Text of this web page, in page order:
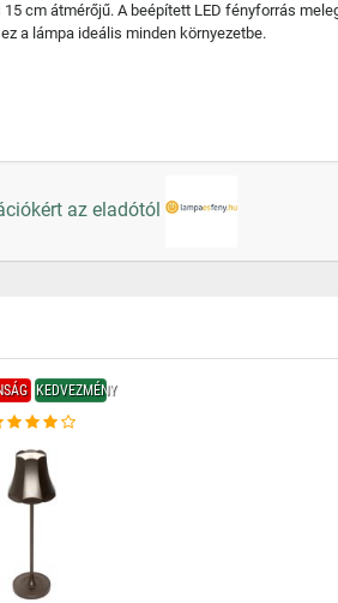
cm átmérőjű. A beépített LED fényforrás
a lámpa ideális minden környezetbe.
az eladótól
KEDVEZMÉNY